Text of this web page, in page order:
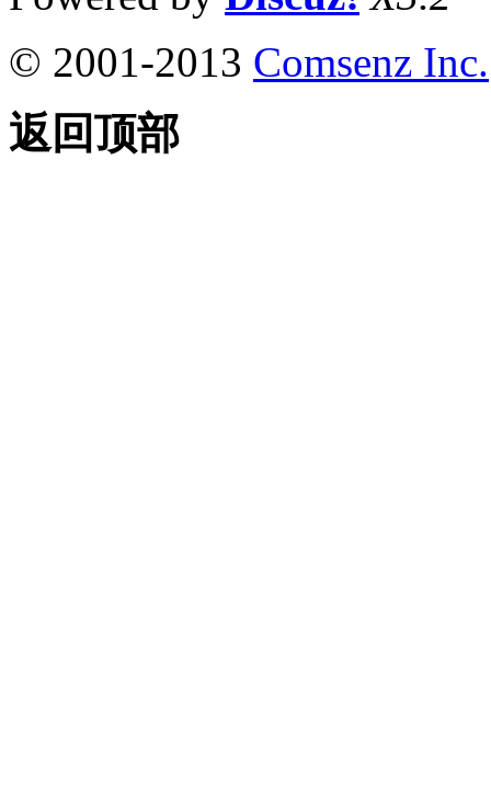
© 2001-2013 Comsenz Inc.
返回顶部